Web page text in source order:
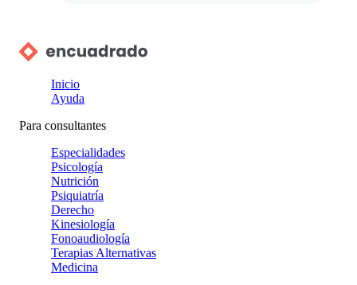
Inicio
Ayuda
Para consultantes
Especialidades
Psicología
Nutrición
Psiquiatría
Derecho
Kinesiología
Fonoaudiología
Terapias Alternativas
Medicina